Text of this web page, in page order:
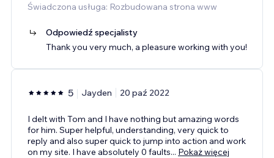
Świadczona usługa: Rozbudowana strona www
Odpowiedź specjalisty
Thank you very much, a pleasure working with you!
5 Jayden 20 paź 2022
I delt with Tom and I have nothing but amazing words
for him. Super helpful, understanding, very quick to
reply and also super quick to jump into action and work
on my site. I have absolutely 0 faults... Pokaż więcej